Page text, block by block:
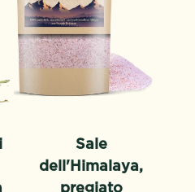
Sale
dell'Himalaya,
pregiato